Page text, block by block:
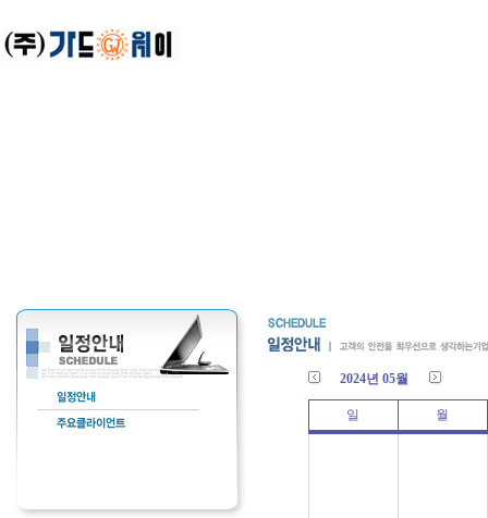
2024년 05월
일 월